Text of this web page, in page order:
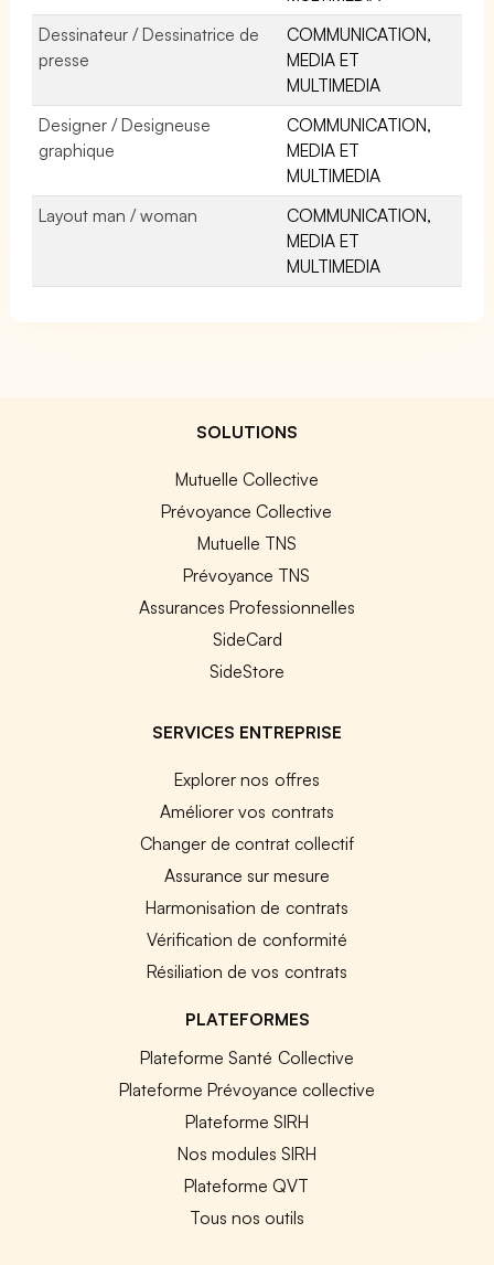
Dessinateur / Dessinatrice de
presse
COMMUNICATION,
MEDIA ET
MULTIMEDIA
Designer / Designeuse
graphique
COMMUNICATION,
MEDIA ET
MULTIMEDIA
Layout man / woman
COMMUNICATION,
MEDIA ET
MULTIMEDIA
SOLUTIONS
Mutuelle Collective
Prévoyance Collective
Mutuelle TNS
Prévoyance TNS
Assurances Professionnelles
SideCard
SideStore
SERVICES ENTREPRISE
Explorer nos offres
Améliorer vos contrats
Changer de contrat collectif
Assurance sur mesure
Harmonisation de contrats
Vérification de conformité
Résiliation de vos contrats
PLATEFORMES
Plateforme Santé Collective
Plateforme Prévoyance collective
Plateforme SIRH
Nos modules SIRH
Plateforme QVT
Tous nos outils